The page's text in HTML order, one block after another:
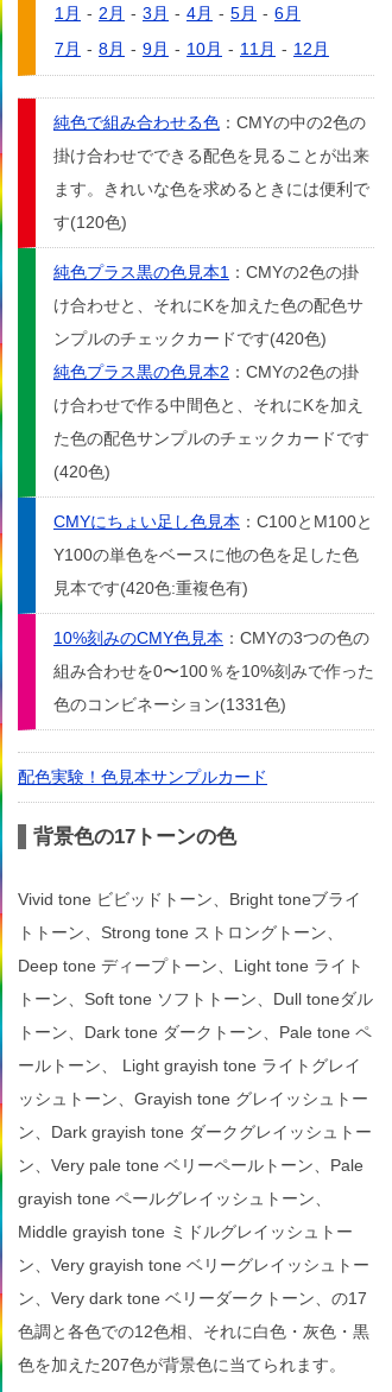
1月 - 2月 - 3月 - 4月 - 5月 - 6月
7月 - 8月 - 9月 - 10月 - 11月 - 12月
純色で組み合わせる色 ：CMYの中の2色の
掛け合わせでできる配色を見ることが出来
ます。きれいな色を求めるときには便利で
す(120色)
純色プラス黒の色見本1 ：CMYの2色の掛
け合わせと、それにKを加えた色の配色サ
ンプルのチェックカードです(420色)
純色プラス黒の色見本2 ：CMYの2色の掛
け合わせで作る中間色と、それにKを加え
た色の配色サンプルのチェックカードです
(420色)
CMYにちょい足し色見本 ：C100とM100と
Y100の単色をベースに他の色を足した色
見本です(420色:重複色有)
10%刻みのCMY色見本 ：CMYの3つの色の
組み合わせを0〜100％を10%刻みで作った
色のコンビネーション(1331色)
配色実験！色見本サンプルカード
背景色の17トーンの色
Vivid tone ビビッドトーン、Bright toneブライ
トトーン、Strong tone ストロングトーン、
Deep tone ディープトーン、Light tone ライト
トーン、Soft tone ソフトトーン、Dull toneダル
トーン、Dark tone ダークトーン、Pale tone ペ
ールトーン、 Light grayish tone ライトグレイ
ッシュトーン、Grayish tone グレイッシュトー
ン、Dark grayish tone ダークグレイッシュトー
ン、Very pale tone ベリーペールトーン、Pale
grayish tone ペールグレイッシュトーン、
Middle grayish tone ミドルグレイッシュトー
ン、Very grayish tone ベリーグレイッシュトー
ン、Very dark tone ベリーダークトーン、の17
色調と各色での12色相、それに白色・灰色・黒
色を加えた207色が背景色に当てられます。